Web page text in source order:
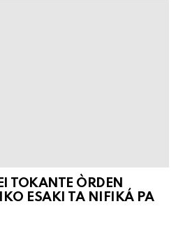
TOKANTE ÒRDEN
ESAKI TA NIFIKÁ PA